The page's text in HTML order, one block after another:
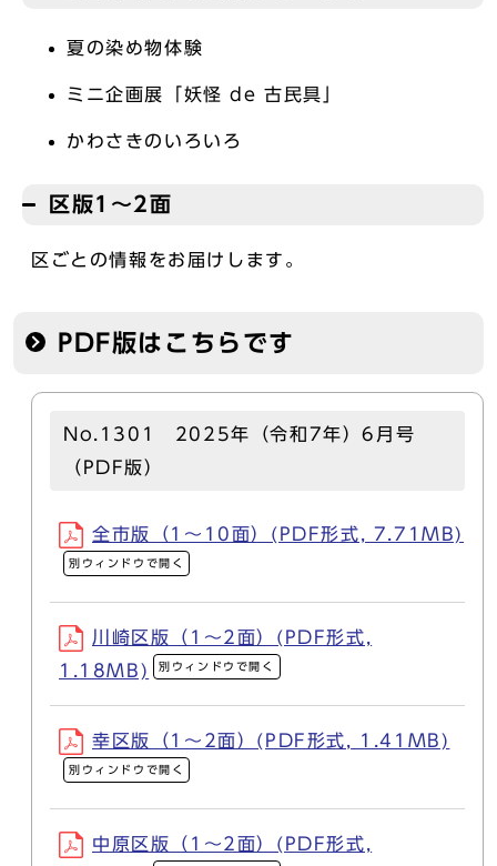
夏の染め物体験
ミニ企画展「妖怪 de 古民具」
かわさきのいろいろ
区版1～2面
区ごとの情報をお届けします。
PDF版はこちらです
No.1301 2025年（令和7年）6月号
（PDF版）
全市版（1～10面）(PDF形式, 7.71MB)
別ウィンドウで開く
川崎区版（1～2面）(PDF形式,
1.18MB)
別ウィンドウで開く
幸区版（1～2面）(PDF形式, 1.41MB)
別ウィンドウで開く
中原区版（1～2面）(PDF形式,